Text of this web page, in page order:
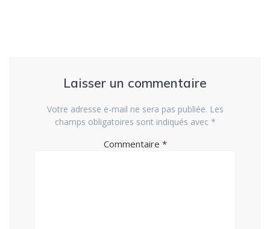
Laisser un commentaire
Votre adresse e-mail ne sera pas publiée. Les
champs obligatoires sont indiqués avec *
Commentaire *